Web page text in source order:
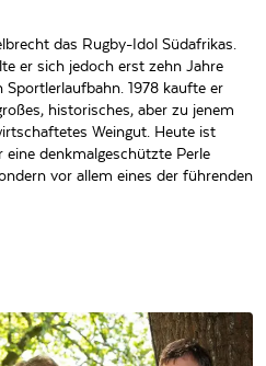
das Rugby-Idol Südafrikas.
er sich jedoch erst zehn Jahre
Sportlerlaufbahn. 1978 kaufte er
historisches, aber zu jenem
Weingut. Heute ist
denkmalgeschützte Perle
vor allem eines der führenden